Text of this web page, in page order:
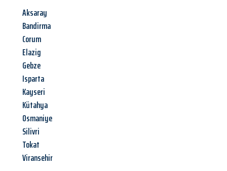
Aksaray
Bandirma
Corum
Elazig
Gebze
Isparta
Kayseri
Kütahya
Osmaniye
Silivri
Tokat
Viransehir